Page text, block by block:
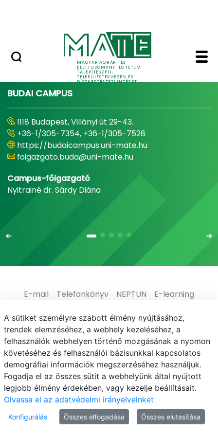
MAGYAR AGRÁR- ÉS
ÉLETTUDOMÁNYI EGYETEM
TÁJÉPÍTÉSZETI,
TELEPÜLÉSTERVEZÉSI ÉS
DÍSZKERTÉSZETI INTÉZET
Home - Tájépítészeti,
BUDAI CAMPUS
1118 Budapest, Villányi út 29-43.
+36-1/305-7354, +36-1/305-7528
https://budaicampus.uni-mate.hu
foigazgato.buda@uni-mate.hu
Campus-főigazgató
Nyitrainé dr. Sárdy Diána
E-mail Telefonkönyv NEPTUN
E-learning
Adatvédelem
© MATE 2021
A sütiket személyre szabott élmény nyújtásához,
trendek elemzéséhez, a webhely kezeléséhez, a
felhasználók webhelyen történő mozgásának a nyomon
követéséhez és felhasználói bázisunkkal kapcsolatos
demográfiai információk megszerzéséhez használjuk.
Fogadja el az összes sütit a webhelyünk által nyújtott
legjobb élmény érdekében, vagy kezelje beállításait.
Olvassa el az adatvédelmi irányelveinket
Konfigurálás Összes elfogadása Összes elutasítása